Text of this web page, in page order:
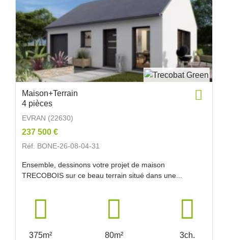
Maison+Terrain
4 pièces
EVRAN (22630)
237 500 €
Réf. BONE-26-08-04-31
Ensemble, dessinons votre projet de maison
TRECOBOIS sur ce beau terrain situé dans une...
375m² 80m² 3ch.